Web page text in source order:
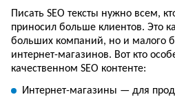
Писать SEO тексты нужно всем,
приносил больше клиентов. Это
больших компаний, но и малого
интернет-магазинов. Вот кто
качественном SEO контенте:
Интернет-магазины — для